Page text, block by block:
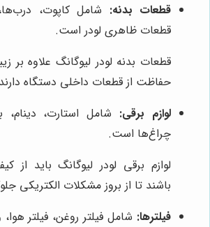
قطعات بدنه: شامل کاپوت،
قطعات ظاهری لودر است.
قطعات بدنه لودر لیوگانگ علاوه بر
حفاظت از قطعات داخلی دستگاه
لوازم برقی: شامل استارت،
چراغ‌ها است.
لوازم برقی لودر لیوگانگ باید از
باشند تا از بروز مشکلات الکتریکی
فیلترها: شامل فیلتر روغن، فیلتر